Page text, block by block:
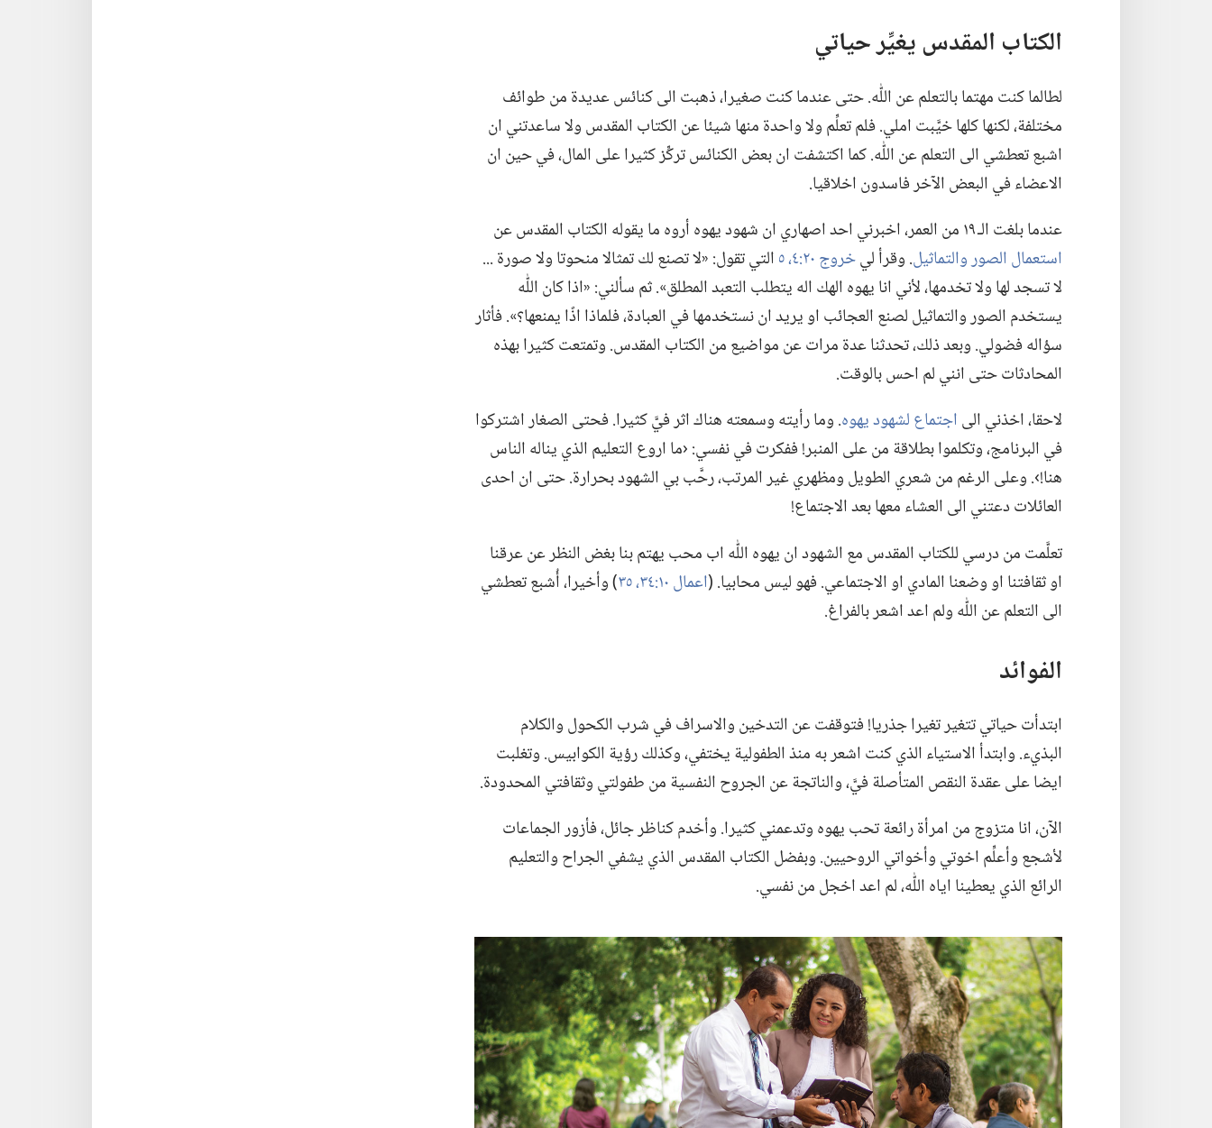
الكتاب المقدس يغيِّر حياتي
لطالما كنت مهتما بالتعلم عن اللّٰه.‏ حتى عندما كنت صغيرا،‏ ذهبت الى كنائس عديدة من طوائف
مختلفة،‏ لكنها كلها خيَّبت املي.‏ فلم تعلِّم ولا واحدة منها شيئا عن الكتاب المقدس ولا ساعدتني ان
اشبع تعطشي الى التعلم عن اللّٰه.‏ كما اكتشفت ان بعض الكنائس تركِّز كثيرا على المال،‏ في حين ان
الاعضاء في البعض الآخر فاسدون اخلاقيا.‏
عندما بلغت الـ‍ ١٩ من العمر،‏ اخبرني احد اصهاري ان شهود يهوه أروه ما يقوله الكتاب المقدس عن
استعمال الصور والتماثيل‏.‏ وقرأ ليخروج ٢٠:‏٤،‏ ٥
التي تقول:‏ «لا تصنع لك تمثالا منحوتا ولا صورة .‏.‏.‏
لا تسجد لها ولا تخدمها،‏ لأني انا يهوه الهك اله يتطلب التعبد المطلق».‏ ثم سألني:‏ «اذا كان اللّٰه
يستخدم الصور والتماثيل لصنع العجائب او يريد ان نستخدمها في العبادة،‏ فلماذا اذًا يمنعها؟‏».‏ فأثار
سؤاله فضولي.‏ وبعد ذلك،‏ تحدثنا عدة مرات عن مواضيع من الكتاب المقدس.‏ وتمتعت كثيرا بهذه
المحادثات حتى انني لم احس بالوقت.‏
لاحقا،‏ اخذني الىاجتماع لشهود يهوه‏.‏ وما رأيته وسمعته هناك اثر فيَّ كثيرا.‏ فحتى الصغار اشتركوا
في البرنامج،‏ وتكلموا بطلاقة من على المنبر!‏ ففكرت في نفسي:‏ ‹ما اروع التعليم الذي يناله الناس
هنا!‏›.‏ وعلى الرغم من شعري الطويل ومظهري غير المرتب،‏ رحَّب بي الشهود بحرارة.‏ حتى ان احدى
العائلات دعتني الى العشاء معها بعد الاجتماع!‏
تعلَّمت من درسي للكتاب المقدس مع الشهود ان يهوه اللّٰه اب محب يهتم بنا بغض النظر عن عرقنا
او ثقافتنا او وضعنا المادي او الاجتماعي.‏ فهو ليس محابيا.‏ (‏اعمال ١٠:‏٣٤،‏ ٣٥
‏)‏ وأخيرا،‏ أُشبع تعطشي
الى التعلم عن اللّٰه ولم اعد اشعر بالفراغ.‏
الفوائد
ابتدأت حياتي تتغير تغيرا جذريا!‏ فتوقفت عن التدخين والاسراف في شرب الكحول والكلام
البذيء.‏ وابتدأ الاستياء الذي كنت اشعر به منذ الطفولية يختفي،‏ وكذلك رؤية الكوابيس.‏ وتغلبت
ايضا على عقدة النقص المتأصلة فيَّ،‏ والناتجة عن الجروح النفسية من طفولتي وثقافتي المحدودة.‏
الآن،‏ انا متزوج من امرأة رائعة تحب يهوه وتدعمني كثيرا.‏ وأخدم كناظر جائل،‏ فأزور الجماعات
لأشجع وأعلِّم اخوتي وأخواتي الروحيين.‏ وبفضل الكتاب المقدس الذي يشفي الجراح والتعليم
الرائع الذي يعطينا اياه اللّٰه،‏ لم اعد اخجل من نفسي.‏